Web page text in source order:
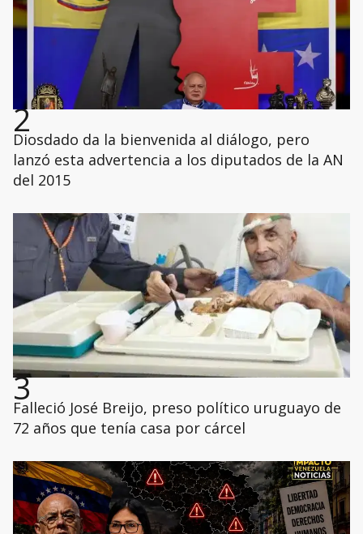
2
Diosdado da la bienvenida al diálogo, pero
lanzó esta advertencia a los diputados de la AN
del 2015
3
Falleció José Breijo, preso político uruguayo de
72 años que tenía casa por cárcel